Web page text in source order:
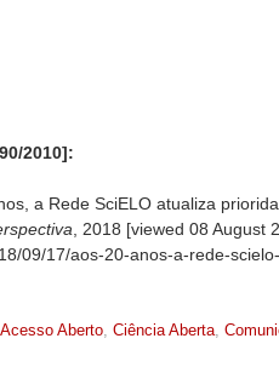
2010]:
a Rede SciELO atualiza
, 2018 [viewed 08 August
09/17/aos-20-anos-a-rede-
Acesso Aberto Ciência Aberta